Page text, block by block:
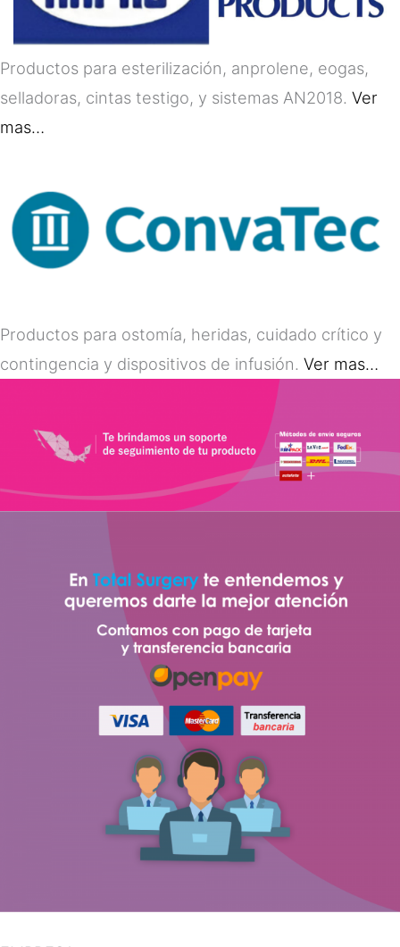
Productos para esterilización, anprolene, eogas,
selladoras, cintas testigo, y sistemas AN2018. Ver
mas…
Productos para ostomía, heridas, cuidado crítico y
contingencia y dispositivos de infusión. Ver mas…